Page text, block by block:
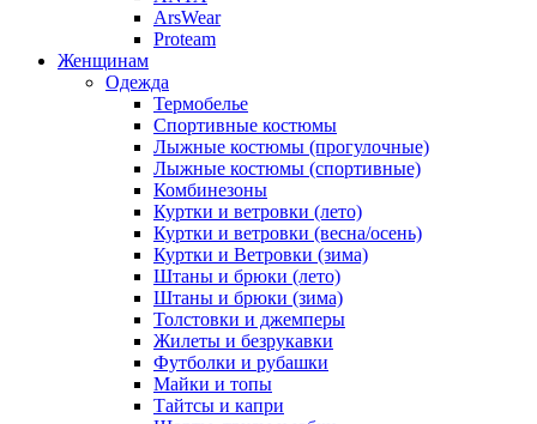
ArsWear
Proteam
Женщинам
Одежда
Термобелье
Спортивные костюмы
Лыжные костюмы (прогулочные)
Лыжные костюмы (спортивные)
Комбинезоны
Куртки и ветровки (лето)
Куртки и ветровки (весна/осень)
Куртки и Ветровки (зима)
Штаны и брюки (лето)
Штаны и брюки (зима)
Толстовки и джемперы
Жилеты и безрукавки
Футболки и рубашки
Майки и топы
Тайтсы и капри